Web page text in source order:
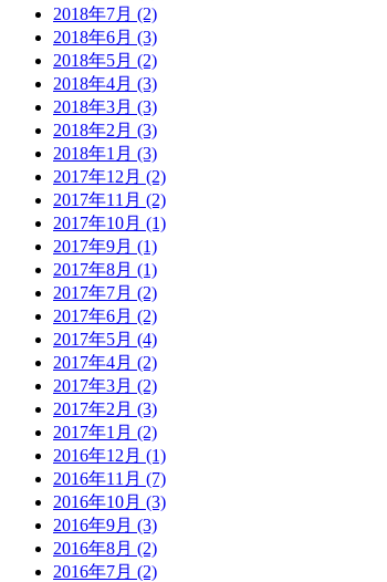
2018年7月 (2)
2018年6月 (3)
2018年5月 (2)
2018年4月 (3)
2018年3月 (3)
2018年2月 (3)
2018年1月 (3)
2017年12月 (2)
2017年11月 (2)
2017年10月 (1)
2017年9月 (1)
2017年8月 (1)
2017年7月 (2)
2017年6月 (2)
2017年5月 (4)
2017年4月 (2)
2017年3月 (2)
2017年2月 (3)
2017年1月 (2)
2016年12月 (1)
2016年11月 (7)
2016年10月 (3)
2016年9月 (3)
2016年8月 (2)
2016年7月 (2)